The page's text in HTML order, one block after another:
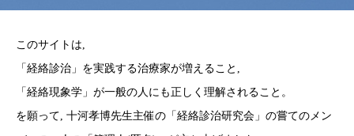
このサイトは,
「経絡診治」を実践する治療家が増えること,
「経絡現象学」が一般の人にも正しく理解されること。
を願って, 十河孝博先生主催の「経絡診治研究会」の嘗てのメン